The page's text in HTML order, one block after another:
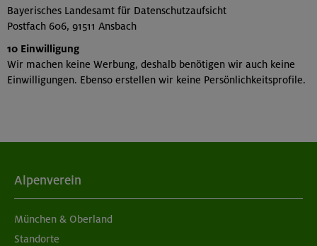
Bayerisches Landesamt für Datenschutzaufsicht
Postfach 606, 91511 Ansbach
10 Einwilligung
Wir machen keine Werbung, deshalb benötigen wir auch keine
Einwilligungen. Ebenso erstellen wir keine Persönlichkeitsprofile.
Alpenverein
München & Oberland
Standorte